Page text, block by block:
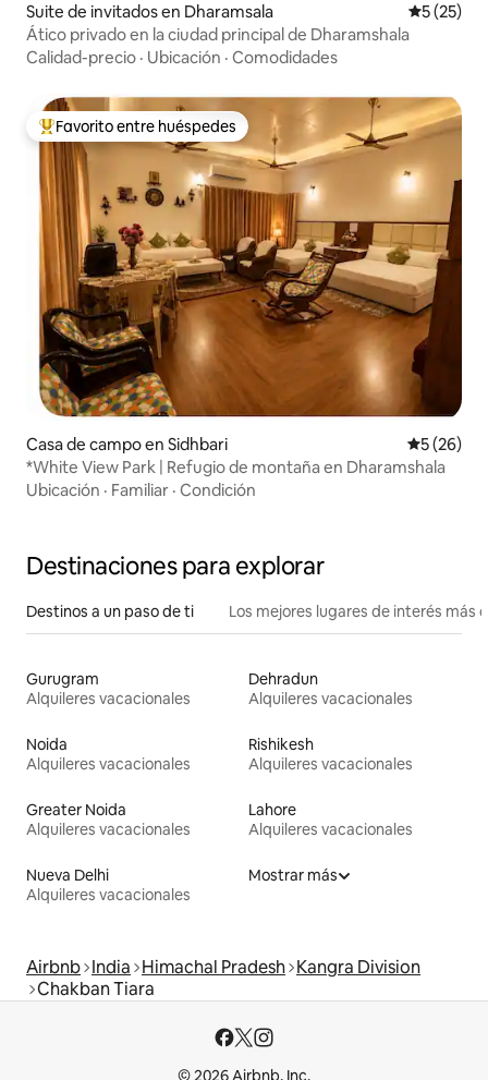
Suite de invitados en Dharamsala
5 (25)
Ático privado en la ciudad principal de Dharamshala
Calidad-precio · Ubicación · Comodidades
Favorito entre huéspedes preferido
Favorito entre huéspedes
Casa de campo en Sidhbari
5 (26)
*White View Park | Refugio de montaña en Dharamshala
Ubicación · Familiar · Condición
Destinaciones para explorar
Destinos a un paso de ti Los mejores lugares de interés más
Gurugram
Alquileres vacacionales
Dehradun
Alquileres vacacionales
Noida
Alquileres vacacionales
Rishikesh
Alquileres vacacionales
Greater Noida
Alquileres vacacionales
Lahore
Alquileres vacacionales
Nueva Delhi
Alquileres vacacionales
Mostrar más
Airbnb India Himachal Pradesh Kangra Division
Chakban Tiara
© 2026 Airbnb, Inc.